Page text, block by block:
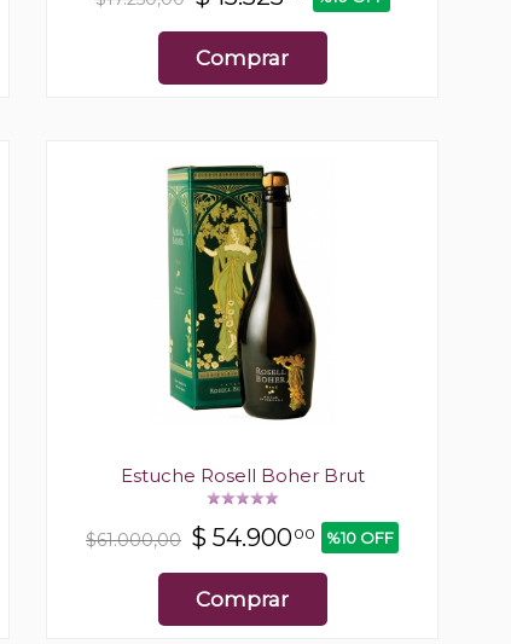
Comprar
Estuche Rosell Boher Brut
$61.000,00 $ 54.90000 %10 OFF
Comprar